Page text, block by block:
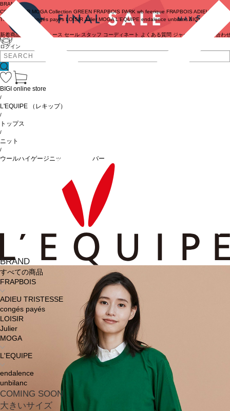
ログイン
BRAND
COUTURIER MOGA Collection GREEN FRAPBOIS PARK wb feerique FRAPBOIS ADIEU
TRISTESSE
congés payés LOISIR Julier MOGA L'EQUIPE endalence unbilanc BIGI online store
新着商品 ニュース セール スタッフ コーディネート よくある質問 ジャーナル お問い合わ
BRAND
すべての商品
FRAPBOIS
ADIEU TRISTESSE
congés payés
LOISIR
Julier
MOGA
L'EQUIPE
endalence
unbilanc
COMING SOON
大きいサイズ
BIGI online store
/
L'EQUIPE （レキップ）
/
トップス
/
ニット
/
ウールハイゲージニットプルオーバー